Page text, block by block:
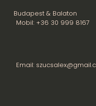
Budapest & Balaton
Mobil: +36 30 999 8167
Email: